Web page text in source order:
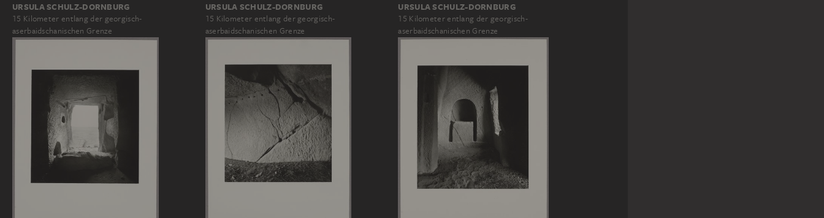
URSULA SCHULZ-DORNBURG
15 Kilometer entlang der georgisch-
aserbaidschanischen Grenze
URSULA SCHULZ-DORNBURG
15 Kilometer entlang der georgisch-
aserbaidschanischen Grenze
URSULA SCHULZ-DORNBURG
15 Kilometer entlang der georgisch-
aserbaidschanischen Grenze